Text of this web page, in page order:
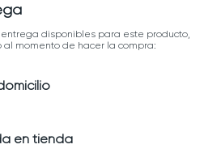
disponibles para este producto,
momento de hacer la compra:
en tienda